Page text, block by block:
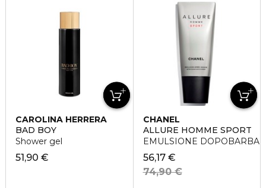
CAROLINA HERRERA
BAD BOY
Shower gel
51,90 €
CHANEL
ALLURE HOMME SPORT
EMULSIONE DOPOBARBA
56,17 €
74,90 €